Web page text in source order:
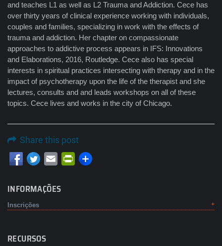
and teaches L1 as well as L2 Trauma and Addiction. Cece has
over thirty years of clinical experience working with individuals,
couples and families, specializing in work with the effects of
trauma and addiction. Her chapter on compassionate
approaches to addictive process appears in IFS: Innovations
and Elaborations, 2016, Routledge. Cece also has special
interests in spiritual practices intersecting with therapy and in the
impact of psychotherapy upon the life of the therapist and she
lectures, consults and and leads workshops on all of these
topics. Cece lives and works in the city of Chicago.
Share this post
Email PrintFriendly
INFORMAÇÕES
Inscrições
RECURSOS